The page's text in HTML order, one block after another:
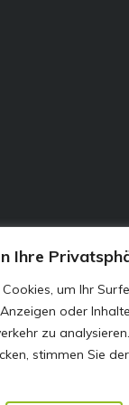
Ihre
um Ihr
oder
zu
stimmen Sie
GmbH,
83 4240